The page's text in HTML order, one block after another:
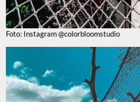
Foto: Instagram @colorbloomstudio